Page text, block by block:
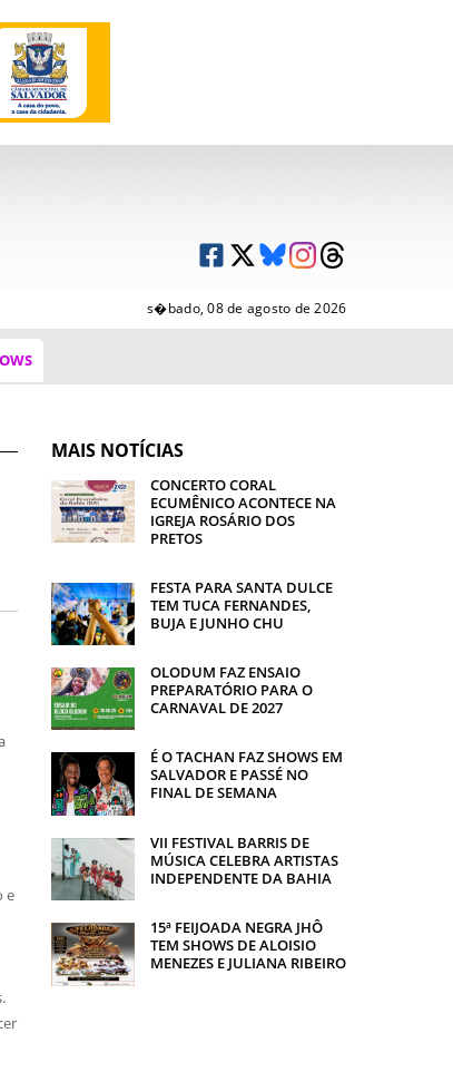
s�bado, 08 de agosto de 2026
e
MAIS NOTÍCIAS
CONCERTO CORAL
ECUMÊNICO ACONTECE NA
IGREJA ROSÁRIO DOS
PRETOS
FESTA PARA SANTA DULCE
TEM TUCA FERNANDES,
BUJA E JUNHO CHU
OLODUM FAZ ENSAIO
PREPARATÓRIO PARA O
CARNAVAL DE 2027
É O TACHAN FAZ SHOWS EM
SALVADOR E PASSÉ NO
FINAL DE SEMANA
VII FESTIVAL BARRIS DE
MÚSICA CELEBRA ARTISTAS
INDEPENDENTE DA BAHIA
15ª FEIJOADA NEGRA JHÔ
TEM SHOWS DE ALOISIO
MENEZES E JULIANA RIBEIRO